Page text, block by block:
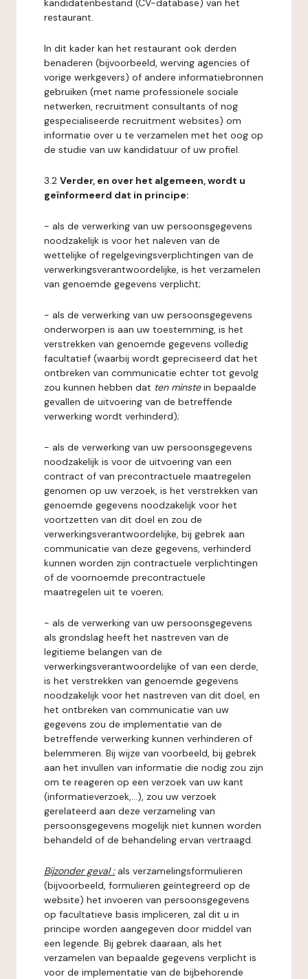
kandidatenbestand (CV-database) van het
restaurant.
In dit kader kan het restaurant ook derden
benaderen (bijvoorbeeld, werving agencies of
vorige werkgevers) of andere informatiebronnen
gebruiken (met name professionele sociale
netwerken, recruitment consultants of nog
gespecialiseerde recruitment websites) om
informatie over u te verzamelen met het oog op
de studie van uw kandidatuur of uw profiel.
3.2 Verder, en over het algemeen, wordt u
geïnformeerd dat in principe:
- als de verwerking van uw persoonsgegevens
noodzakelijk is voor het naleven van de
wettelijke of regelgevingsverplichtingen van de
verwerkingsverantwoordelijke, is het verzamelen
van genoemde gegevens verplicht;
- als de verwerking van uw persoonsgegevens
onderworpen is aan uw toestemming, is het
verstrekken van genoemde gegevens volledig
facultatief (waarbij wordt gepreciseerd dat het
ontbreken van communicatie echter tot gevolg
zou kunnen hebben dat ten minstein bepaalde
gevallen de uitvoering van de betreffende
verwerking wordt verhinderd);
- als de verwerking van uw persoonsgegevens
noodzakelijk is voor de uitvoering van een
contract of van precontractuele maatregelen
genomen op uw verzoek, is het verstrekken van
genoemde gegevens noodzakelijk voor het
voortzetten van dit doel en zou de
verwerkingsverantwoordelijke, bij gebrek aan
communicatie van deze gegevens, verhinderd
kunnen worden zijn contractuele verplichtingen
of de voornoemde precontractuele
maatregelen uit te voeren;
- als de verwerking van uw persoonsgegevens
als grondslag heeft het nastreven van de
legitieme belangen van de
verwerkingsverantwoordelijke of van een derde,
is het verstrekken van genoemde gegevens
noodzakelijk voor het nastreven van dit doel, en
het ontbreken van communicatie van uw
gegevens zou de implementatie van de
betreffende verwerking kunnen verhinderen of
belemmeren. Bij wijze van voorbeeld, bij gebrek
aan het invullen van informatie die nodig zou zijn
om te reageren op een verzoek van uw kant
(informatieverzoek,...), zou uw verzoek
gerelateerd aan deze verzameling van
persoonsgegevens mogelijk niet kunnen worden
behandeld of de behandeling ervan vertraagd.
Bijzonder geval : als verzamelingsformulieren
(bijvoorbeeld, formulieren geïntegreerd op de
website) het invoeren van persoonsgegevens
op facultatieve basis impliceren, zal dit u in
principe worden aangegeven door middel van
een legende. Bij gebrek daaraan, als het
verzamelen van bepaalde gegevens verplicht is
voor de implementatie van de bijbehorende